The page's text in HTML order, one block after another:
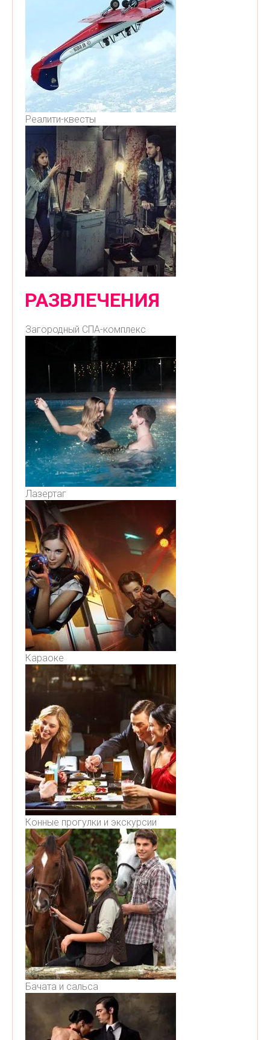
Реалити-квесты
РАЗВЛЕЧЕНИЯ
Загородный СПА-комплекс
Лазертаг
Караоке
Конные прогулки и экскурсии
Бачата и сальса